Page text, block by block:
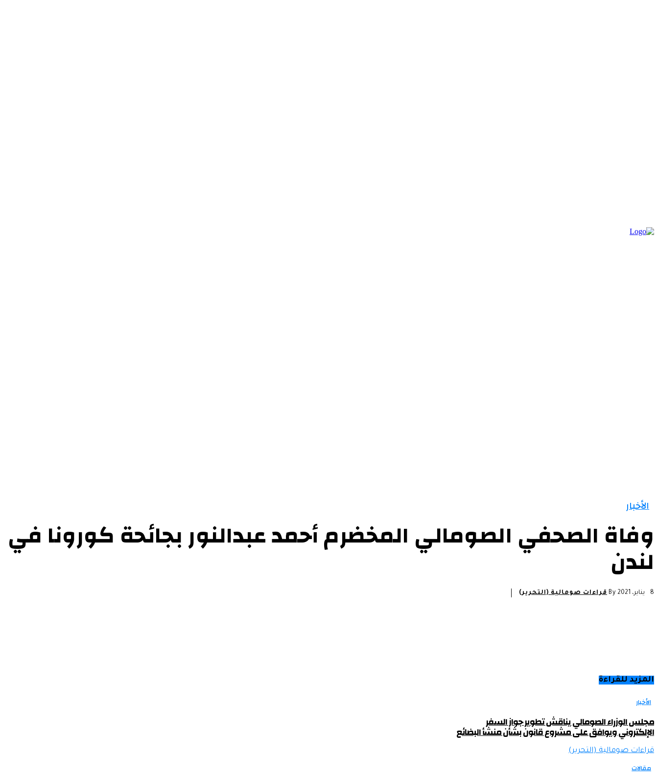
الأخبار
وفاة الصحفي الصومالي المخضرم أحمد عبدالنور بجائحة كورونا في
لندن
8 يناير، 2021 By قراءات صومالية (التحرير)
المزيد للقراءة
الأخبار
مجلس الوزراء الصومالي يناقش تطوير جواز السفر
الإلكتروني ويوافق على مشروع قانون بشأن منشأ البضائع
قراءات صومالية (التحرير)
مقالات